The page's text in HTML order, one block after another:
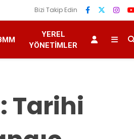
Bizi Takip Edin
YEREL
YÖNETIMLER
Tarihi